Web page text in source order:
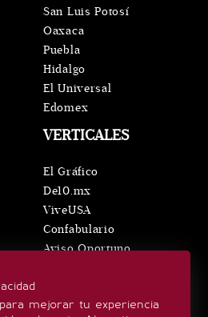
mejorar tu experiencia
VERTICALES
El Gráfico
De10.mx
ViveUSA
Confabulario
Aviso Oportuno
San Luis Potosí
Oaxaca
Puebla
Hidalgo
El Universal
Edomex